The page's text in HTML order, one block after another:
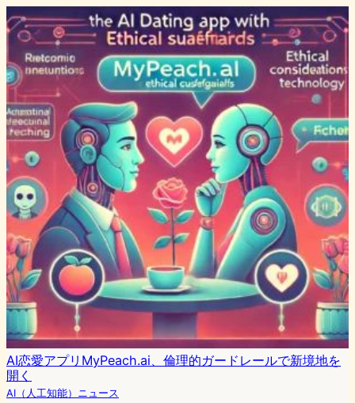
AI恋愛アプリMyPeach.ai、倫理的ガードレールで新境地を
開く
AI（人工知能）ニュース